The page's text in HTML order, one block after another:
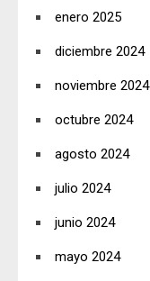
enero 2025
diciembre 2024
noviembre 2024
octubre 2024
agosto 2024
julio 2024
junio 2024
mayo 2024